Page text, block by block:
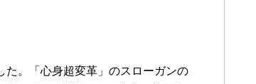
た。「心身超変革」のスローガンの